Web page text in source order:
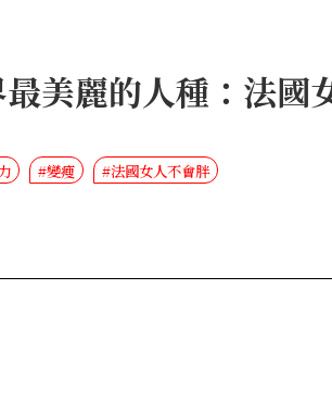
美麗的人種：法國
#變瘦 #法國女人不會胖